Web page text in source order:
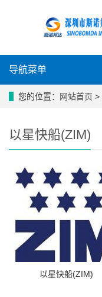
导航菜单
您的位置： 网站首页 >
以星快船(ZIM)
以星快船(ZIM)